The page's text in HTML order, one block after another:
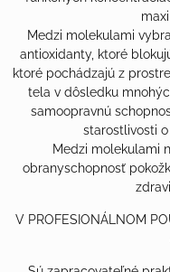
Medzi molekulami
antioxidanty, ktoré
ktoré pochádzajú z
tela v dôsledku
samoopravnú
starostlivosti
Medzi molekulami
obranyschopnosť
V PROFESIONÁLNOM